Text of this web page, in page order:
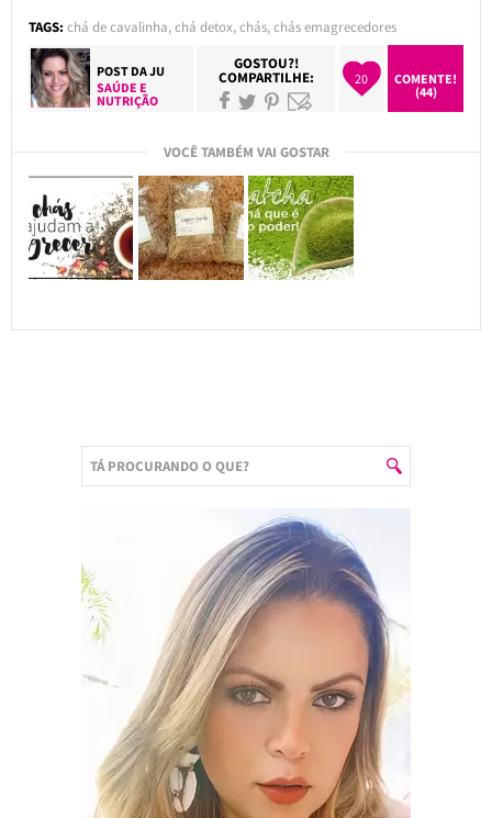
TAGS: chá de cavalinha,chá detox,chás,chás emagrecedores
POST DAJU
SAÚDE E
NUTRIÇÃO
GOSTOU?!
COMPARTILHE: 20
COMENTE!
(44)
VOCÊ TAMBÉM VAI GOSTAR